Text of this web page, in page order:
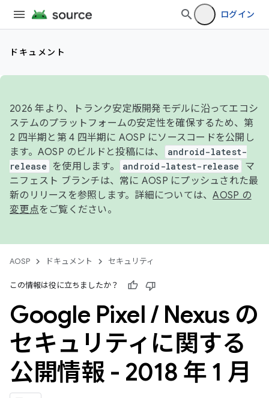
ログイン
ドキュメント
2026 年より、トランク安定版開発モデルに沿ってエコシ
ステムのプラットフォームの安定性を確保するため、第
2 四半期と第 4 四半期に AOSP にソースコードを公開し
ます。AOSP のビルドと投稿には、
android-latest-
release
を使用します。 android-latest-release
マ
ニフェスト ブランチは、常に AOSP にプッシュされた最
新のリリースを参照します。詳細については、AOSP の
変更点をご覧ください。
AOSP ドキュメント セキュリティ
この情報は役に立ちましたか？
Google Pixel /Nexus の
セキュリティに関する
公開情報 - 2018 年 1 月